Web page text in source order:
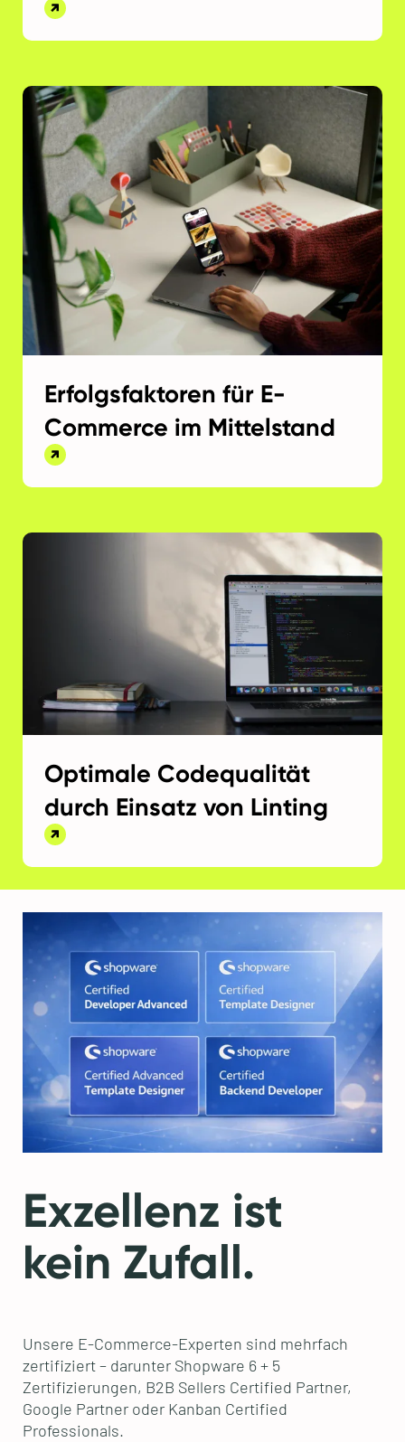
Erfolgsfaktoren für E-
Commerce im Mittelstand
Optimale Codequalität
durch Einsatz von Linting
Exzellenz ist
kein Zufall.
Unsere E-Commerce-Experten sind mehrfach
zertifiziert – darunter Shopware 6 + 5
Zertifizierungen, B2B Sellers Certified Partner,
Google Partner oder Kanban Certified
Professionals.